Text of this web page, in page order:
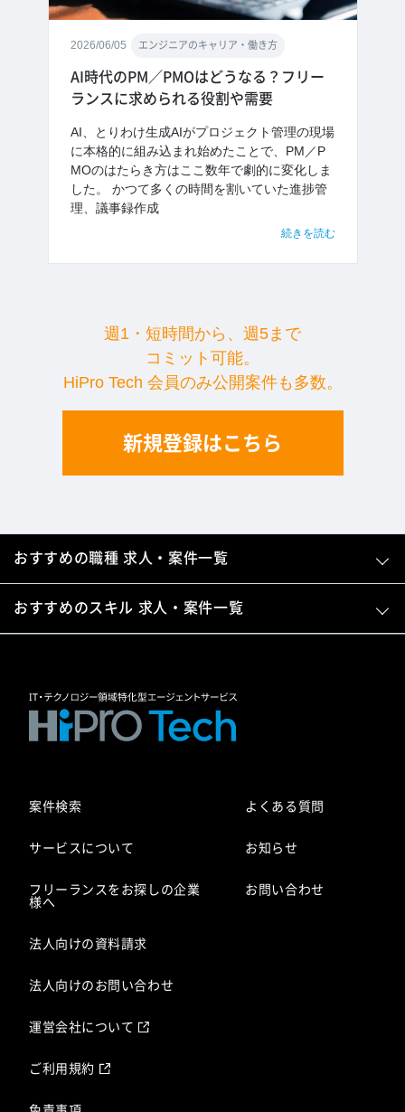
2026/06/05 エンジニアのキャリア・働き方
AI時代のPM／PMOはどうなる？フリー
ランスに求められる役割や需要
AI、とりわけ生成AIがプロジェクト管理の現場
に本格的に組み込まれ始めたことで、PM／P
MOのはたらき方はここ数年で劇的に変化しま
した。 かつて多くの時間を割いていた進捗管
理、議事録作成
続きを読む
週1・短時間から、週5まで
コミット可能。
HiPro Tech 会員のみ公開案件も多数。
新規登録はこちら
おすすめの職種 求人・案件一覧
おすすめのスキル 求人・案件一覧
案件検索
サービスについて
フリーランスをお探しの企業
様へ
法人向けの資料請求
法人向けのお問い合わせ
よくある質問
お知らせ
お問い合わせ
運営会社について
ご利用規約